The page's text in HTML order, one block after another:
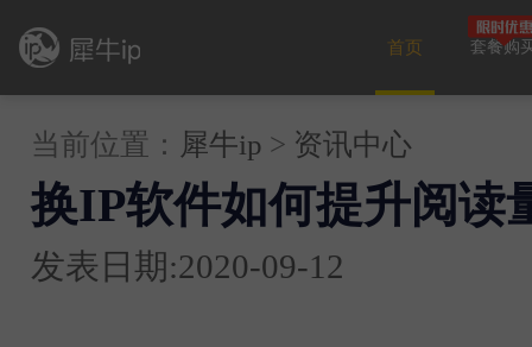
首页 套餐购
当前位置： 犀牛ip > 资讯中心
换IP软件如何提升阅读
发表日期:2020-09-12